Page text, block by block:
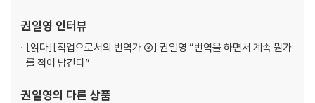
권일영 인터뷰
[읽다][직업으로서의 번역가 ③] 권일영 “번역을 하면서 계속 뭔가
를 적어 남긴다”
권일영의 다른 상품